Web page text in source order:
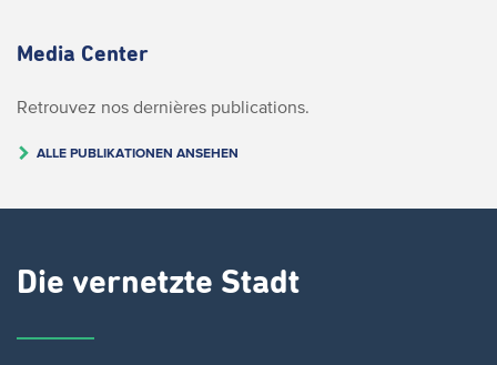
Media Center
Retrouvez nos dernières publications.
ALLE PUBLIKATIONEN ANSEHEN
Die vernetzte Stadt